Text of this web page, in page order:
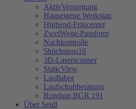
AktivVersorgung
Hauseigene Werkstatt
Highend-Fräscenter
ZweiWege-Passform
Nachkontrolle
5höchstens10
3D-Laserscanner
StaticView
Lauflabor
Laufschuhberatung
Rundum BGR 191
Über Seidl